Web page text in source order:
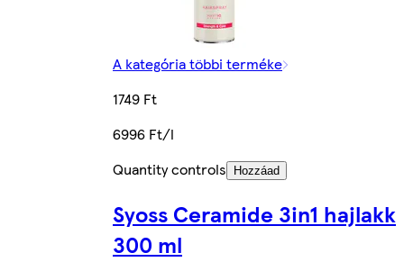
A kategória többi terméke
1749 Ft
6996 Ft/l
Quantity controls
Hozzáad
Syoss Ceramide 3in1 hajlakk
300 ml